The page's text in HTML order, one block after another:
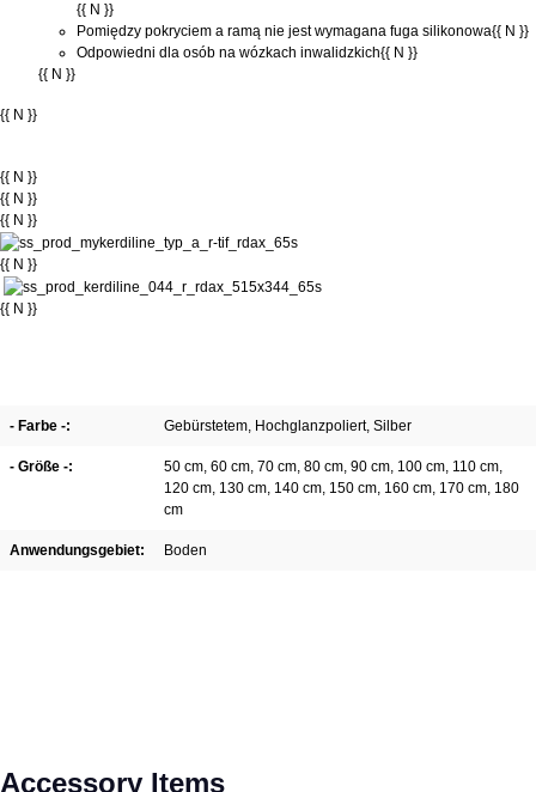
{{ N }}
Pomiędzy pokryciem a ramą nie jest wymagana fuga silikonowa{{ N }}
Odpowiedni dla osób na wózkach inwalidzkich{{ N }}
{{ N }}
{{ N }}
{{ N }}
{{ N }}
{{ N }}
{{ N }}
{{ N }}
- Farbe -: Gebürstetem, Hochglanzpoliert, Silber
- Größe -: 50 cm, 60 cm, 70 cm, 80 cm, 90 cm, 100 cm, 110 cm,
120 cm, 130 cm, 140 cm, 150 cm, 160 cm, 170 cm, 180
cm
Anwendungsgebiet: Boden
Pomiń galerię produktów
Accessory Items